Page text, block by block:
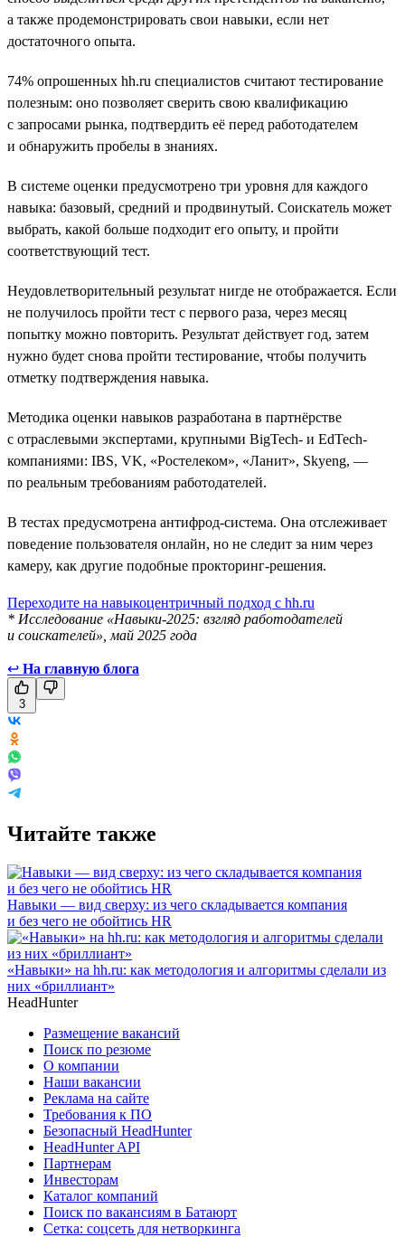
а также продемонстрировать свои навыки, если нет
достаточного опыта.
74% опрошенных hh.ru специалистов считают тестирование
полезным: оно позволяет сверить свою квалификацию
с запросами рынка, подтвердить её перед работодателем
и обнаружить пробелы в знаниях.
В системе оценки предусмотрено три уровня для каждого
навыка: базовый, средний и продвинутый. Соискатель может
выбрать, какой больше подходит его опыту, и пройти
соответствующий тест.
Неудовлетворительный результат нигде не отображается. Если
не получилось пройти тест с первого раза, через месяц
попытку можно повторить. Результат действует год, затем
нужно будет снова пройти тестирование, чтобы получить
отметку подтверждения навыка.
Методика оценки навыков разработана в партнёрстве
с отраслевыми экспертами, крупными BigTech- и EdTech-
компаниями: IBS, VK, «Ростелеком», «Ланит», Skyeng, —
по реальным требованиям работодателей.
В тестах предусмотрена антифрод-система. Она отслеживает
поведение пользователя онлайн, но не следит за ним через
камеру, как другие подобные прокторинг-решения.
Переходите на навыкоцентричный подход с hh.ru
* Исследование «Навыки-2025: взгляд работодателей
и соискателей», май 2025 года
↩ На главную блога
3
Читайте также
Навыки — вид сверху: из чего складывается компания
и без чего не обойтись HR
«Навыки» на hh.ru: как методология и алгоритмы сделали из
них «бриллиант»
HeadHunter
Размещение вакансий
Поиск по резюме
О компании
Наши вакансии
Реклама на сайте
Требования к ПО
Безопасный HeadHunter
HeadHunter API
Партнерам
Инвесторам
Каталог компаний
Поиск по вакансиям в Батаюрт
Сетка: соцсеть для нетворкинга